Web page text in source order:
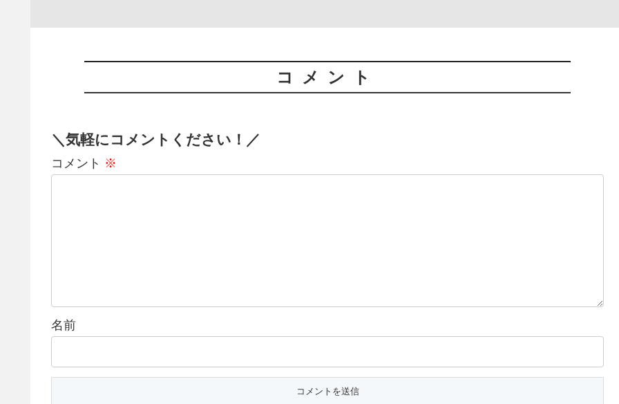
コメント
＼気軽にコメントください！／
コメント ※
名前